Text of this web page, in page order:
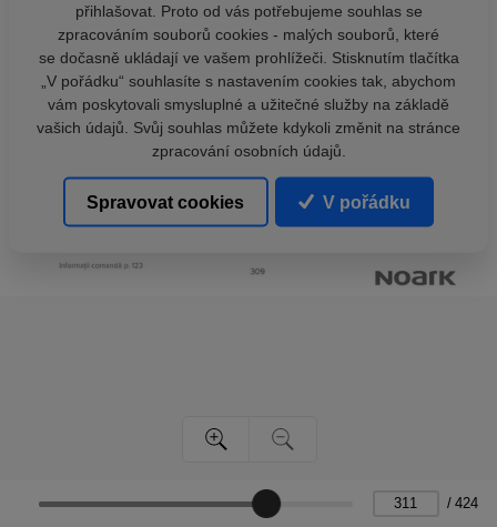
/ 424
přihlašovat. Proto od vás potřebujeme souhlas se
zpracováním souborů cookies - malých souborů, které
se dočasně ukládají ve vašem prohlížeči. Stisknutím tlačítka
„V pořádku“ souhlasíte s nastavením cookies tak, abychom
vám poskytovali smysluplné a užitečné služby na základě
vašich údajů. Svůj souhlas můžete kdykoli změnit na stránce
zpracování osobních údajů.
Spravovat cookies V pořádku